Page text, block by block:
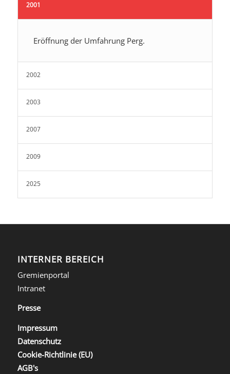
2001
Eröffnung der Umfahrung Perg.
2002
2003
2007
2009
2025
INTERNER BEREICH
Gremienportal
Intranet
Presse
Impressum
Datenschutz
Cookie-Richtlinie (EU)
AGB's